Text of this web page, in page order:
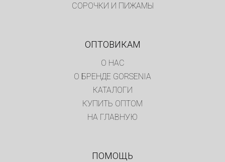
СОРОЧКИ И ПИЖАМЫ
ОПТОВИКАМ
О НАС
О БРЕНДЕ GORSENIA
КАТАЛОГИ
КУПИТЬ ОПТОМ
НА ГЛАВНУЮ
ПОМОЩЬ